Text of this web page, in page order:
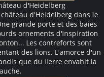
d'Heidelberg
d'Heidelberg dans le
grande porte et des baies
ornements d'inspiration
Les contreforts sont
des lions. L'amorce d'un
que du lierre envahit la